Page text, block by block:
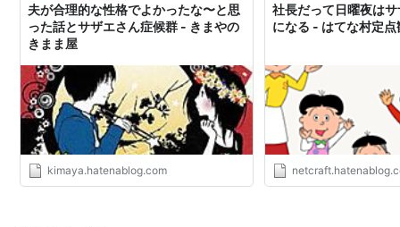
夫が合理的な性格でよかったな〜と思
った話とサザエさん症候群 - きまやの
きまま屋
kimaya.hatenablog.com
社長だって日曜夜は
になる - はてな村定点